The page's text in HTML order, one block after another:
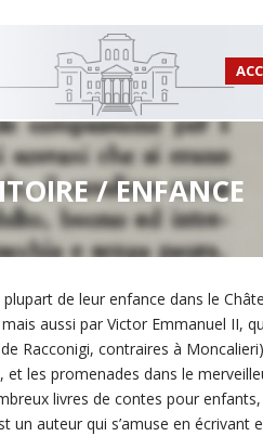
/ ENFANCE
de leur enfance dans le
aussi par Victor Emmanuel II,
Racconigi, contraires à
et les promenades dans le
livres de contes pour
un auteur qui s’amuse en